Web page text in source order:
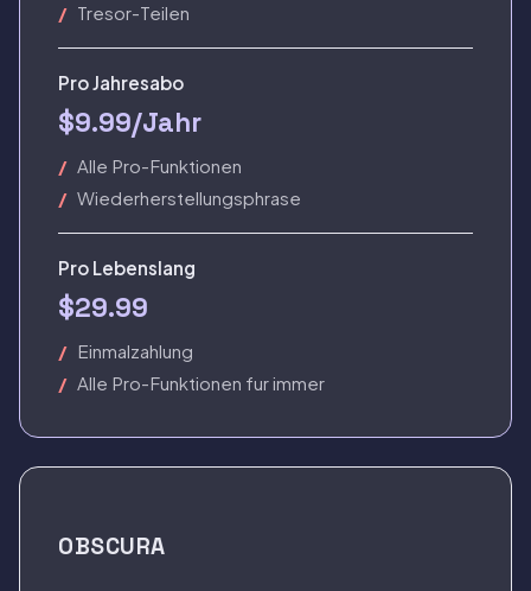
Tresor-Teilen
Pro Jahresabo
$9.99/Jahr
Alle Pro-Funktionen
Wiederherstellungsphrase
Pro Lebenslang
$29.99
Einmalzahlung
Alle Pro-Funktionen fur immer
OBSCURA